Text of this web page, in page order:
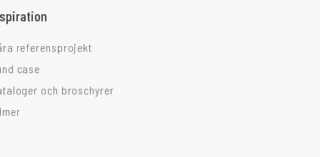
referensprojekt
case
och broschyrer